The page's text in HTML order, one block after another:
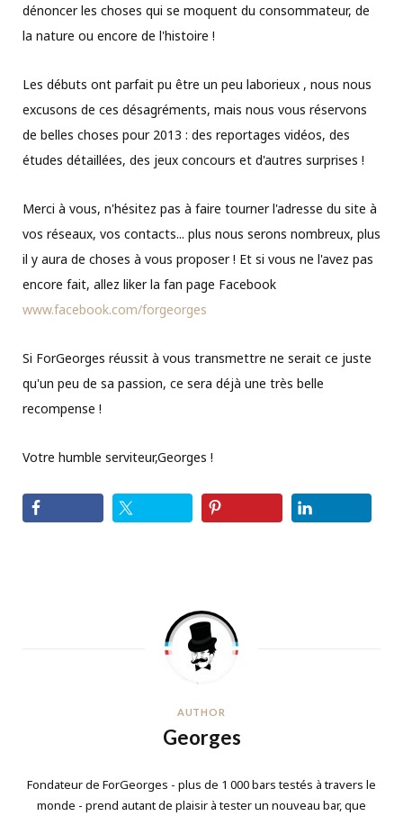
dénoncer les choses qui se moquent du consommateur, de
la nature ou encore de l'histoire !
Les débuts ont parfait pu être un peu laborieux , nous nous
excusons de ces désagréments, mais nous vous réservons
de belles choses pour 2013 : des reportages vidéos, des
études détaillées, des jeux concours et d'autres surprises !
Merci à vous, n'hésitez pas à faire tourner l'adresse du site à
vos réseaux, vos contacts... plus nous serons nombreux, plus
il y aura de choses à vous proposer ! Et si vous ne l'avez pas
encore fait, allez liker la fan page Facebook
www.facebook.com/forgeorges
Si ForGeorges réussit à vous transmettre ne serait ce juste
qu'un peu de sa passion, ce sera déjà une très belle
recompense !
Votre humble serviteur,Georges !
AUTHOR
Georges
Fondateur de ForGeorges - plus de 1 000 bars testés à travers le
monde - prend autant de plaisir à tester un nouveau bar, que